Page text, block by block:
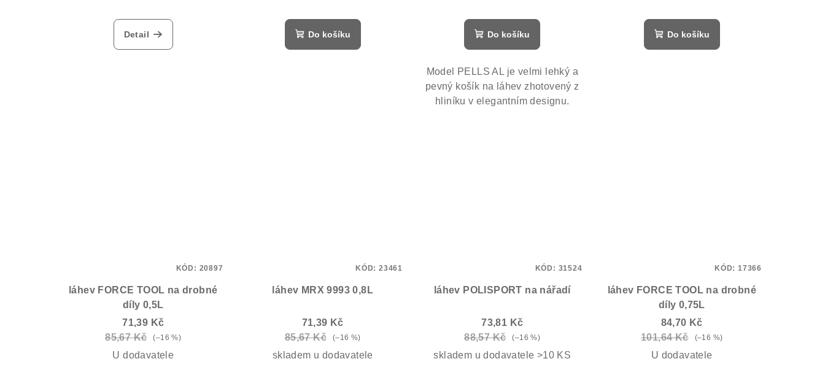
Detail Do košíku Do košíku
Model PELLS AL je velmi lehký a
pevný košík na láhev zhotovený z
hliníku v elegantním designu.
Do košíku
láhev FORCE TOOL na drobné
díly 0,5L
71,39 Kč
85,67 Kč
(–16 %)
U dodavatele
KÓD: 20897
láhev MRX 9993 0,8L
71,39 Kč
85,67 Kč
(–16 %)
skladem u dodavatele
KÓD: 23461
láhev POLISPORT na nářadí
73,81 Kč
88,57 Kč
(–16 %)
skladem u dodavatele >10 KS
KÓD: 31524
láhev FORCE TOOL na drobné
díly 0,75L
84,70 Kč
101,64 Kč
(–16 %)
U dodavatele
KÓD: 17366